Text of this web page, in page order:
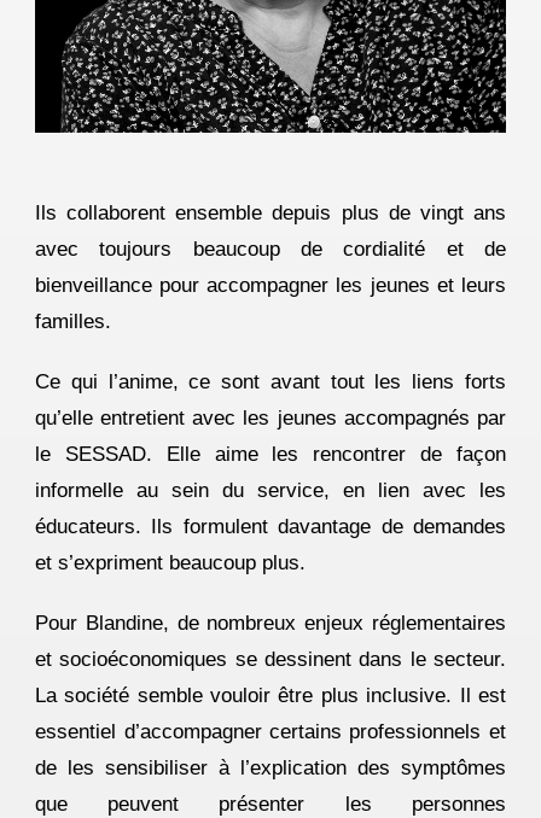
Ils collaborent ensemble depuis plus de vingt ans
avec toujours beaucoup de cordialité et de
bienveillance pour accompagner les jeunes et leurs
familles.
Ce qui l’anime, ce sont avant tout les liens forts
qu’elle entretient avec les jeunes accompagnés par
le SESSAD. Elle aime les rencontrer de façon
informelle au sein du service, en lien avec les
éducateurs. Ils formulent davantage de demandes
et s’expriment beaucoup plus.
Pour Blandine, de nombreux enjeux réglementaires
et socioéconomiques se dessinent dans le secteur.
La société semble vouloir être plus inclusive. Il est
essentiel d’accompagner certains professionnels et
de les sensibiliser à l’explication des symptômes
que peuvent présenter les personnes